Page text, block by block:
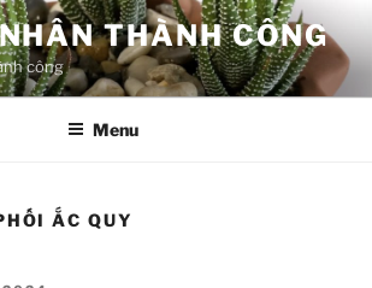
THÀNH CÔNG
công
Menu
ẮC QUY